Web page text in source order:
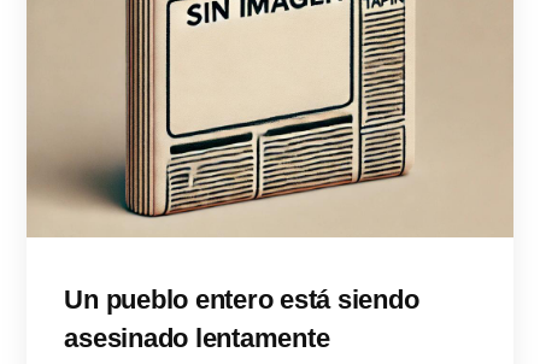
Un pueblo entero está siendo
asesinado lentamente